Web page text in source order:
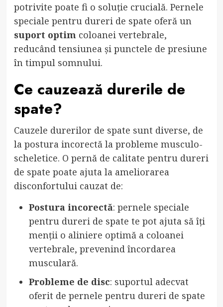
potrivite poate fi o soluție crucială. Pernele
speciale pentru dureri de spate oferă un
suport optim coloanei vertebrale,
reducând tensiunea și punctele de presiune
în timpul somnului.
Ce cauzează durerile de
spate?
Cauzele durerilor de spate sunt diverse, de
la postura incorectă la probleme musculo-
scheletice. O pernă de calitate pentru dureri
de spate poate ajuta la ameliorarea
disconfortului cauzat de:
Postura incorectă: pernele speciale
pentru dureri de spate te pot ajuta să îți
menții o aliniere optimă a coloanei
vertebrale, prevenind încordarea
musculară.
Probleme de disc: suportul adecvat
oferit de pernele pentru dureri de spate